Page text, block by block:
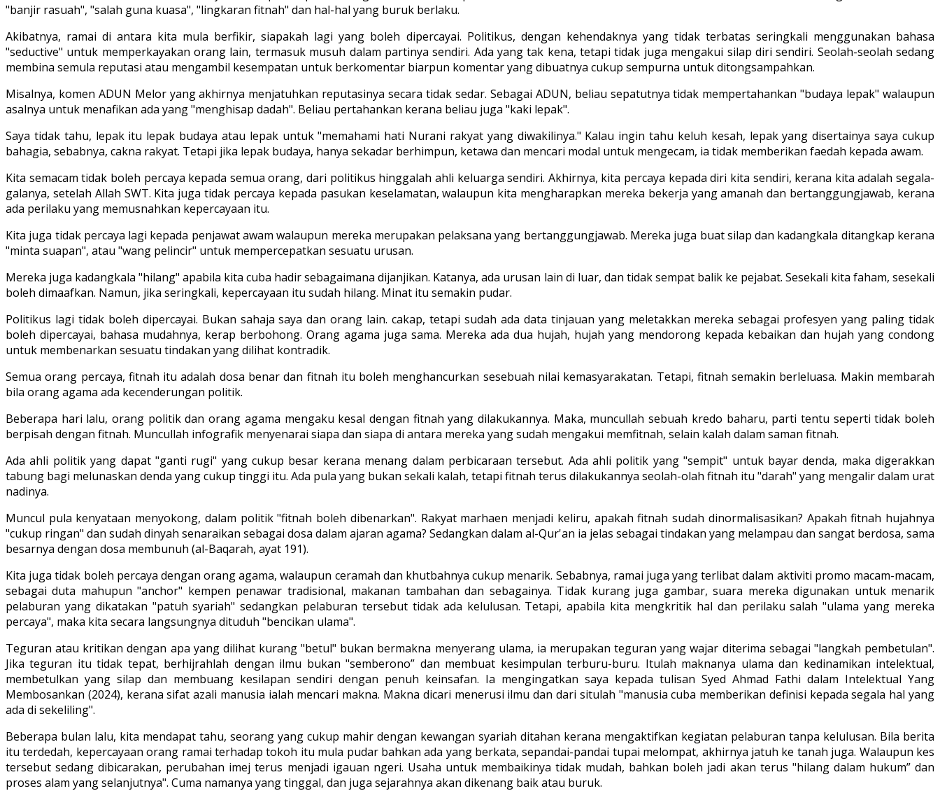
"banjir rasuah", "salah guna kuasa", "lingkaran fitnah" dan hal-hal yang buruk berlaku.
Akibatnya, ramai di antara kita mula berfikir, siapakah lagi yang boleh dipercayai. Politikus, dengan kehendaknya yang tidak terbatas seringkali menggunakan bahasa
"seductive" untuk memperkayakan orang lain, termasuk musuh dalam partinya sendiri. Ada yang tak kena, tetapi tidak juga mengakui silap diri sendiri. Seolah-seolah sedang
membina semula reputasi atau mengambil kesempatan untuk berkomentar biarpun komentar yang dibuatnya cukup sempurna untuk ditongsampahkan.
Misalnya, komen ADUN Melor yang akhirnya menjatuhkan reputasinya secara tidak sedar. Sebagai ADUN, beliau sepatutnya tidak mempertahankan "budaya lepak" walaupun
asalnya untuk menafikan ada yang "menghisap dadah". Beliau pertahankan kerana beliau juga "kaki lepak".
Saya tidak tahu, lepak itu lepak budaya atau lepak untuk "memahami hati Nurani rakyat yang diwakilinya." Kalau ingin tahu keluh kesah, lepak yang disertainya saya cukup
bahagia, sebabnya, cakna rakyat. Tetapi jika lepak budaya, hanya sekadar berhimpun, ketawa dan mencari modal untuk mengecam, ia tidak memberikan faedah kepada awam.
Kita semacam tidak boleh percaya kepada semua orang, dari politikus hinggalah ahli keluarga sendiri. Akhirnya, kita percaya kepada diri kita sendiri, kerana kita adalah segala-
galanya, setelah Allah SWT. Kita juga tidak percaya kepada pasukan keselamatan, walaupun kita mengharapkan mereka bekerja yang amanah dan bertanggungjawab, kerana
ada perilaku yang memusnahkan kepercayaan itu.
Kita juga tidak percaya lagi kepada penjawat awam walaupun mereka merupakan pelaksana yang bertanggungjawab. Mereka juga buat silap dan kadangkala ditangkap kerana
"minta suapan", atau "wang pelincir" untuk mempercepatkan sesuatu urusan.
Mereka juga kadangkala "hilang" apabila kita cuba hadir sebagaimana dijanjikan. Katanya, ada urusan lain di luar, dan tidak sempat balik ke pejabat. Sesekali kita faham, sesekali
boleh dimaafkan. Namun, jika seringkali, kepercayaan itu sudah hilang. Minat itu semakin pudar.
Politikus lagi tidak boleh dipercayai. Bukan sahaja saya dan orang lain. cakap, tetapi sudah ada data tinjauan yang meletakkan mereka sebagai profesyen yang paling tidak
boleh dipercayai, bahasa mudahnya, kerap berbohong. Orang agama juga sama. Mereka ada dua hujah, hujah yang mendorong kepada kebaikan dan hujah yang condong
untuk membenarkan sesuatu tindakan yang dilihat kontradik.
Semua orang percaya, fitnah itu adalah dosa benar dan fitnah itu boleh menghancurkan sesebuah nilai kemasyarakatan. Tetapi, fitnah semakin berleluasa. Makin membarah
bila orang agama ada kecenderungan politik.
Beberapa hari lalu, orang politik dan orang agama mengaku kesal dengan fitnah yang dilakukannya. Maka, muncullah sebuah kredo baharu, parti tentu seperti tidak boleh
berpisah dengan fitnah. Muncullah infografik menyenarai siapa dan siapa di antara mereka yang sudah mengakui memfitnah, selain kalah dalam saman fitnah.
Ada ahli politik yang dapat "ganti rugi" yang cukup besar kerana menang dalam perbicaraan tersebut. Ada ahli politik yang "sempit" untuk bayar denda, maka digerakkan
tabung bagi melunaskan denda yang cukup tinggi itu. Ada pula yang bukan sekali kalah, tetapi fitnah terus dilakukannya seolah-olah fitnah itu "darah" yang mengalir dalam urat
nadinya.
Muncul pula kenyataan menyokong, dalam politik "fitnah boleh dibenarkan". Rakyat marhaen menjadi keliru, apakah fitnah sudah dinormalisasikan? Apakah fitnah hujahnya
"cukup ringan" dan sudah dinyah senaraikan sebagai dosa dalam ajaran agama? Sedangkan dalam al-Qur'an ia jelas sebagai tindakan yang melampau dan sangat berdosa, sama
besarnya dengan dosa membunuh (al-Baqarah, ayat 191).
Kita juga tidak boleh percaya dengan orang agama, walaupun ceramah dan khutbahnya cukup menarik. Sebabnya, ramai juga yang terlibat dalam aktiviti promo macam-macam,
sebagai duta mahupun "anchor" kempen penawar tradisional, makanan tambahan dan sebagainya. Tidak kurang juga gambar, suara mereka digunakan untuk menarik
pelaburan yang dikatakan "patuh syariah" sedangkan pelaburan tersebut tidak ada kelulusan. Tetapi, apabila kita mengkritik hal dan perilaku salah "ulama yang mereka
percaya", maka kita secara langsungnya dituduh "bencikan ulama".
Teguran atau kritikan dengan apa yang dilihat kurang "betul" bukan bermakna menyerang ulama, ia merupakan teguran yang wajar diterima sebagai "langkah pembetulan".
Jika teguran itu tidak tepat, berhijrahlah dengan ilmu bukan "semberono” dan membuat kesimpulan terburu-buru. Itulah maknanya ulama dan kedinamikan intelektual,
membetulkan yang silap dan membuang kesilapan sendiri dengan penuh keinsafan. Ia mengingatkan saya kepada tulisan Syed Ahmad Fathi dalam Intelektual Yang
Membosankan (2024), kerana sifat azali manusia ialah mencari makna. Makna dicari menerusi ilmu dan dari situlah "manusia cuba memberikan definisi kepada segala hal yang
ada di sekeliling".
Beberapa bulan lalu, kita mendapat tahu, seorang yang cukup mahir dengan kewangan syariah ditahan kerana mengaktifkan kegiatan pelaburan tanpa kelulusan. Bila berita
itu terdedah, kepercayaan orang ramai terhadap tokoh itu mula pudar bahkan ada yang berkata, sepandai-pandai tupai melompat, akhirnya jatuh ke tanah juga. Walaupun kes
tersebut sedang dibicarakan, perubahan imej terus menjadi igauan ngeri. Usaha untuk membaikinya tidak mudah, bahkan boleh jadi akan terus "hilang dalam hukum” dan
proses alam yang selanjutnya". Cuma namanya yang tinggal, dan juga sejarahnya akan dikenang baik atau buruk.